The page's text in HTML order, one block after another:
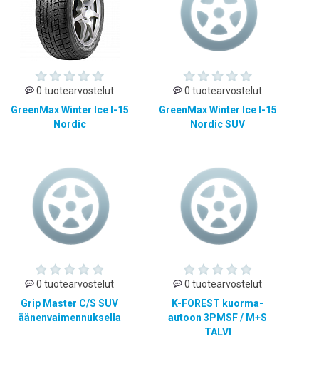
0 tuotearvostelut
GreenMax Winter Ice I-15
Nordic
0 tuotearvostelut
GreenMax Winter Ice I-15
Nordic SUV
0 tuotearvostelut
Grip Master C/S SUV
äänenvaimennuksella
0 tuotearvostelut
K-FOREST kuorma-
autoon 3PMSF / M+S
TALVI